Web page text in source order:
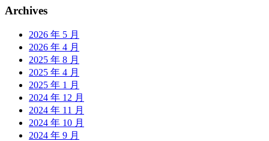
Archives
2026 年 5 月
2026 年 4 月
2025 年 8 月
2025 年 4 月
2025 年 1 月
2024 年 12 月
2024 年 11 月
2024 年 10 月
2024 年 9 月